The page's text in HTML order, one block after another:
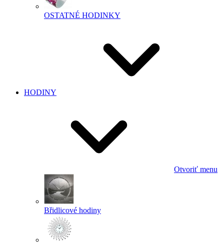
OSTATNÉ HODINKY
HODINY
Otvoriť menu
Břidlicové hodiny